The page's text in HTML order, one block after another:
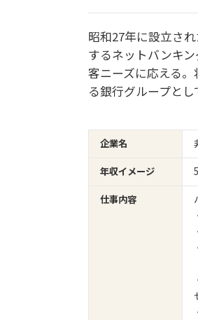
昭和27年に設立さ
するネットバンキ
客ニーズに応える
る銀行グループとし
企業名
年収イメージ
仕事内容